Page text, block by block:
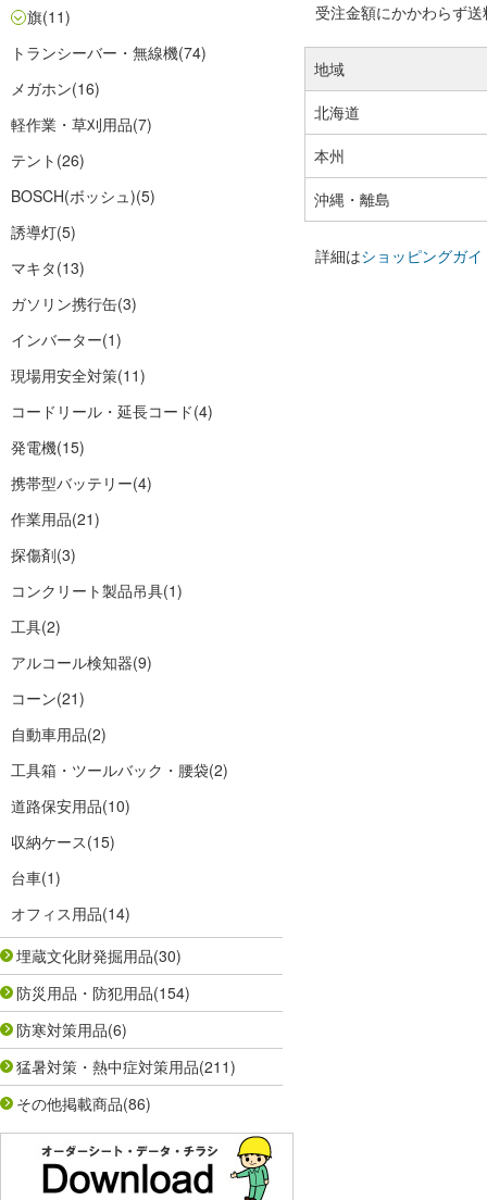
旗(11)
トランシーバー・無線機(74)
メガホン(16)
軽作業・草刈用品(7)
テント (26)
BOSCH(ボッシュ)(5)
誘導灯(5)
マキタ(13)
ガソリン携行缶(3)
インバーター(1)
現場用安全対策(11)
コードリール・延長コード(4)
発電機(15)
携帯型バッテリー(4)
作業用品(21)
探傷剤(3)
コンクリート製品吊具(1)
工具(2)
アルコール検知器(9)
コーン(21)
自動車用品(2)
工具箱・ツールバック・腰袋(2)
道路保安用品(10)
収納ケース(15)
台車(1)
オフィス用品(14)
埋蔵文化財発掘用品(30)
防災用品・防犯用品(154)
防寒対策用品(6)
猛暑対策・熱中症対策用品(211)
その他掲載商品(86)
受注金額にかかわらず
地域
北海道
本州
沖縄・離島
詳細はショッピングガイ